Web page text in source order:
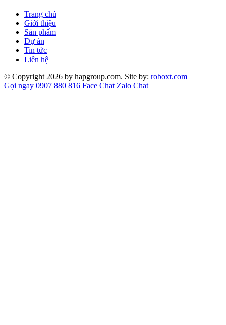
Trang chủ
Giới thiệu
Sản phẩm
Dự án
Tin tức
Liên hệ
© Copyright 2026 by hapgroup.com. Site by: roboxt.com
Gọi ngay 0907 880 816 Face Chat Zalo Chat